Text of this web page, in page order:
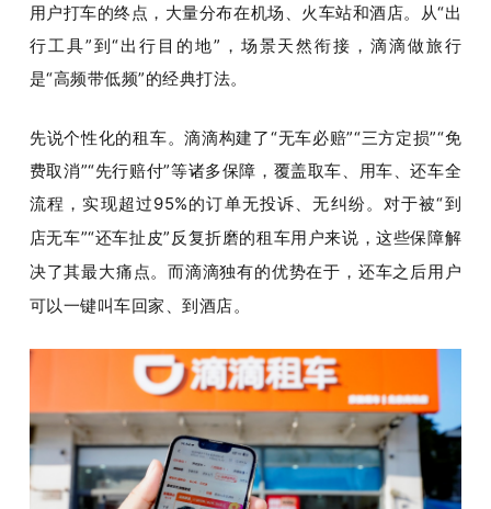
用户打车的终点，大量分布在机场、火车站和酒店。从“出
行工具”到“出行目的地” ，场景天然衔接，滴滴做旅行
是“高频带低频”的经典打法。
先说个性化的租车。滴滴构建了“无车必赔”“三方定损”“免
费取消”“先行赔付”等诸多保障 ， 覆盖取车、用车、还车全
流程， 实现超过95%的订单无投诉、无纠纷。对于被“到
店无车”“还车扯皮” 反复折磨的租车用户来说，这些保障解
决了其最大痛点。而滴滴独有的优势在于，还车之后用户
可以一键叫车回家、到酒店。